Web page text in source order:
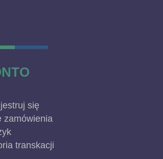
się
zamówienia
transkacji